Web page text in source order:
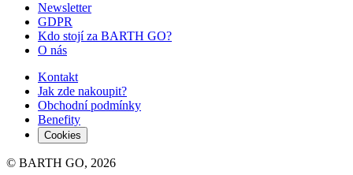
Newsletter
GDPR
Kdo stojí za BARTH GO?
O nás
Kontakt
Jak zde nakoupit?
Obchodní podmínky
Benefity
Cookies
© BARTH GO, 2026